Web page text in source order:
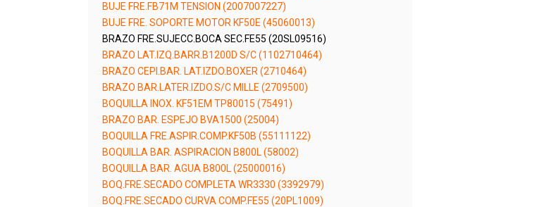
BUJE FRE.FB71M TENSION (2007007227)
BUJE FRE. SOPORTE MOTOR KF50E (45060013)
BRAZO FRE.SUJECC.BOCA SEC.FE55 (20SL09516)
BRAZO LAT.IZQ.BARR.B1200D S/C (1102710464)
BRAZO CEPI.BAR. LAT.IZDO.BOXER (2710464)
BRAZO BAR.LATER.IZDO.S/C MILLE (2709500)
BOQUILLA INOX. KF51EM TP80015 (75491)
BRAZO BAR. ESPEJO BVA1500 (25004)
BOQUILLA FRE.ASPIR.COMP.KF50B (55111122)
BOQUILLA BAR. ASPIRACION B800L (58002)
BOQUILLA BAR. AGUA B800L (25000016)
BOQ.FRE.SECADO COMPLETA WR3330 (3392979)
BOQ.FRE.SECADO CURVA COMP.FE55 (20PL1009)